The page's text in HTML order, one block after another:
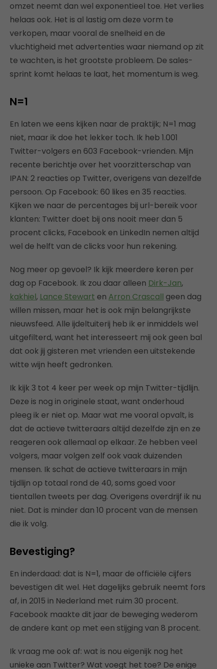
omzet neemt dan wel exponentieel toe. Het verlies
helaas ook. Het is al lastig om deze vorm te
verkopen, maar vooral de snelheid en de
vluchtigheid met advertenties waar niemand op zit
te wachten, is het grootste probleem. De sales-
sprint komt helaas te laat, het momentum is weg.
N=1
En laten we eens kijken naar de praktijk; N=1 mag
niet, maar ik doe het lekker toch. Ik heb 1.001
Twitter-volgers en 603 Facebook-vrienden. Mijn
recente berichtje over het voorzitterschap van
IPAN: 2 reacties op Twitter, overigens van dezelfde
persoon. Op Facebook: 60 likes en 35 reacties.
Kijken we naar de percentages bij url-bereik voor
klanten: Twitter doet bij ons nooit meer dan 5
procent clicks, Facebook en LinkedIn nemen altijd
wel de helft van de clicks voor hun rekening.
Nog meer op gevoel? Ik kijk meerdere keren per
dag op Facebook. Ik zou daar alleen Dirk-Jan,
kakhiel, Lance Stewart en Arron Crascall geen dag
willen missen, maar het is ook mijn belangrijkste
nieuwsfeed. Alle ijdeltuiterij heb ik er inmiddels wel
uitgefilterd, want het interesseert mij ook geen bal
dat ook jij gisteren met vrienden een uitstekende
witte wijn heeft gedronken.
Ik kijk 3 tot 4 keer per week op mijn Twitter-tijdlijn.
Deze is nog in originele staat, want onderhoud
pleeg ik er niet op. Maar wat me vooral opvalt, is
dat de actieve twitteraars altijd dezelfde zijn en ze
reageren ook allemaal op elkaar. Ze hebben veel
volgers, maar volgen zelf ook vaak duizenden
mensen. Ik schat de actieve twitteraars in mijn
tijdlijn op totaal rond de 40, soms goed voor
tientallen tweets per dag. Overigens overdrijf ik nu
niet. Dat is minder dan 10 procent van de mensen
die ik volg.
Bevestiging?
En inderdaad: dat is N=1, maar de officiële cijfers
bevestigen dit wel. Het dagelijks gebruik neemt fors
af, in 2015 in Nederland met ruim 30 procent.
Facebook maakte dit jaar de beweging wederom
de andere kant op met een stijging van 8 procent.
Ik vraag me ook af: wat is nou eigenijk nog het
unieke aan Twitter? Wat voegt het toe? De enige